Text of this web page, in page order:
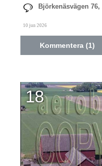
Björkenäsvägen 76,
10 jun 2026
Kommentera (1)
18